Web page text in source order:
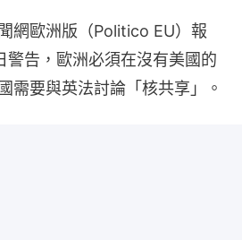
網歐洲版（Politico EU）報
警告，歐洲必須在沒有美國的
需要與英法討論「核共享」。